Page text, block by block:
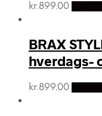
kr.899.00
BRAX
hverdags-
kr.899.00